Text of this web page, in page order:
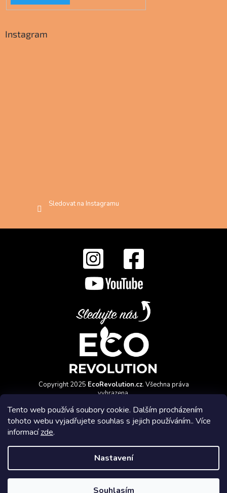
Tento web používá soubory cookie. Dalším procházením
tohoto webu vyjadřujete souhlas s jejich používáním.. Více
informacízde.
Nastavení
Souhlasím
Instagram
Sledovat na Instagramu
Copyright 2025 EcoRevolution.cz. Všechna práva
vyhrazena.
Affiliate program